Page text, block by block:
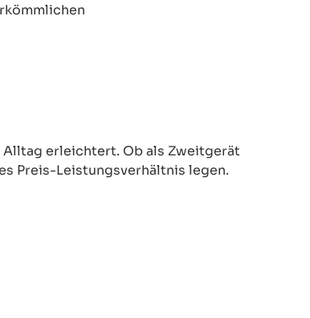
erleichtert. Ob als Zweitgerät
Preis-Leistungsverhältnis legen.